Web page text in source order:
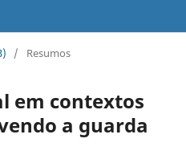
/ Resumos
em contextos
a guarda